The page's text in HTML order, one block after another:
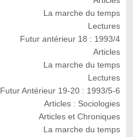
La marche du temps
Lectures
Futur antérieur 18 : 1993/4
Articles
La marche du temps
Lectures
Futur Antérieur 19-20 : 1993/5-6
Articles : Sociologies
Articles et Chroniques
La marche du temps